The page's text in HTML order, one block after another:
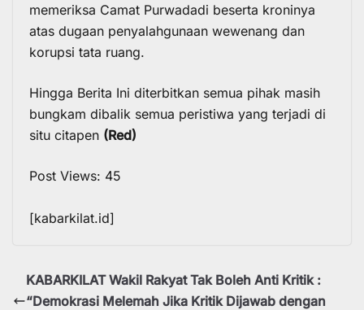
memeriksa Camat Purwadadi beserta kroninya
atas dugaan penyalahgunaan wewenang dan
korupsi tata ruang.
Hingga Berita Ini diterbitkan semua pihak masih
bungkam dibalik semua peristiwa yang terjadi di
situ citapen (Red)
Post Views: 45
[kabarkilat.id]
KABARKILAT Wakil Rakyat Tak Boleh Anti Kritik :
“Demokrasi Melemah Jika Kritik Dijawab dengan